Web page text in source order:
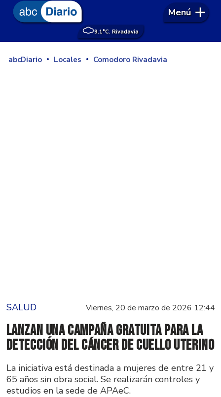
9.1°C. Rivadavia
Menú
abcDiario Locales Comodoro Rivadavia
SALUD Viernes, 20 de marzo de 2026 12:44
Lanzan una campaña gratuita para la
detección del cáncer de cuello uterino
La iniciativa está destinada a mujeres de entre 21 y
65 años sin obra social. Se realizarán controles y
estudios en la sede de APAeC.